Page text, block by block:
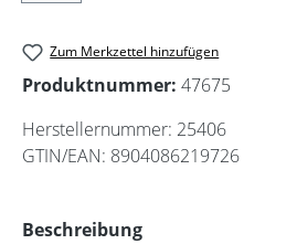
Zum Merkzettel hinzufügen
Produktnummer: 47675
Herstellernummer: 25406
GTIN/EAN: 8904086219726
Beschreibung